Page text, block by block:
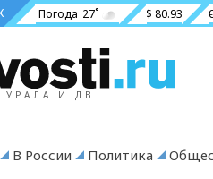
Погода 27˚ $ 80.93
И ДВ
В России Политика